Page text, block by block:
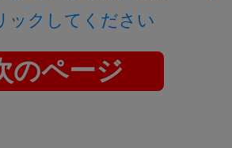
ックしてください
のページ